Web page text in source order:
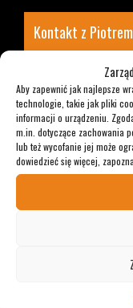
Aby zapewnić jak najlepsze
technologie, takie jak pliki
informacji o urządzeniu.
m.in. dotyczące zachowania
lub też wycofanie jej może
dowiedzieć się więcej,
Kontakt z Piotrem
Krzysztof
Lorem ipsum dolor
Quisque arcu
facilisis rhoncus
volutpat finibus
Phasellus